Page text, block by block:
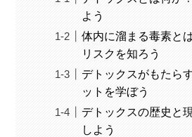
よう
体内に溜まる毒素と
リスクを知ろう
デトックスがもたら
ットを学ぼう
デトックスの歴史と
しよう